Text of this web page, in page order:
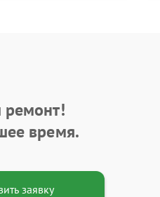
время.
заявку